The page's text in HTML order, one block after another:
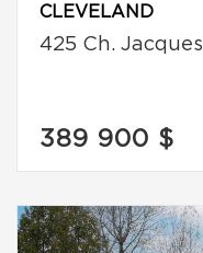
CLEVELAND
425 Ch. Jacques
389 900 $